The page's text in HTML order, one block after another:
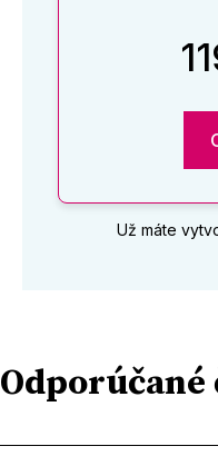
Už máte